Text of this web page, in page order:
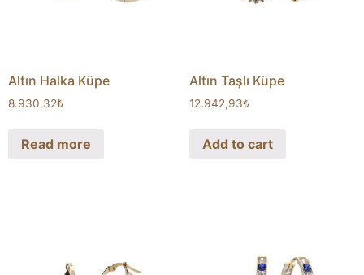
Altın Halka Küpe
8.930,32₺
Read more
Altın Taşlı Küpe
12.942,93₺
Add to cart